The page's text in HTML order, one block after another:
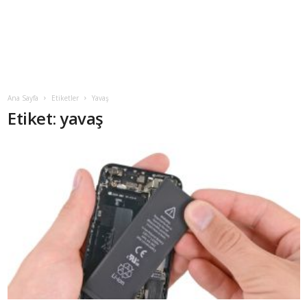
Ana Sayfa Etiketler Yavaş
Etiket: yavaş